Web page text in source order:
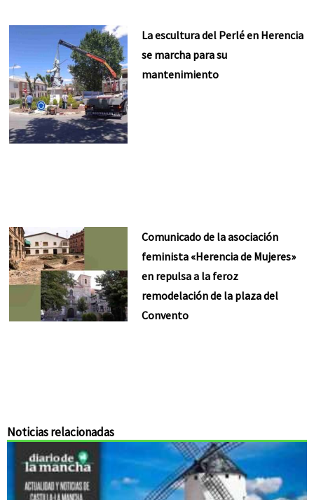
La escultura del Perlé en Herencia
se marcha para su
mantenimiento
Comunicado de la asociación
feminista «Herencia de Mujeres»
en repulsa a la feroz
remodelación de la plaza del
Convento
Noticias relacionadas